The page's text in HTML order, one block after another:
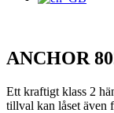
ANCHOR
Ett kraftigt klass 2
tillval kan låset även